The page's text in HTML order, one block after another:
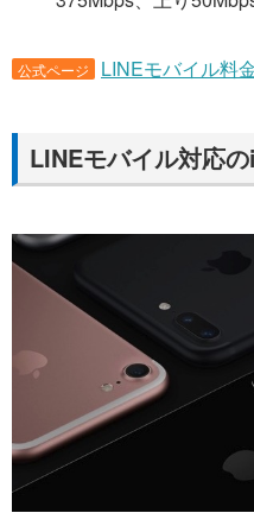
公式ページ LINEモバイル料
LINEモバイル対応